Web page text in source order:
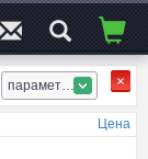
параметр 2
Цена